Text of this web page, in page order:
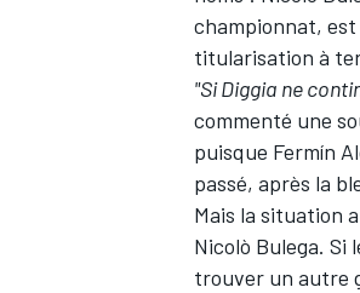
championnat, est
titularisation à
"Si Diggia ne
commenté une
puisque Fermín
passé, après la
Mais la situation
Nicolò Bulega. Si
trouver un autre